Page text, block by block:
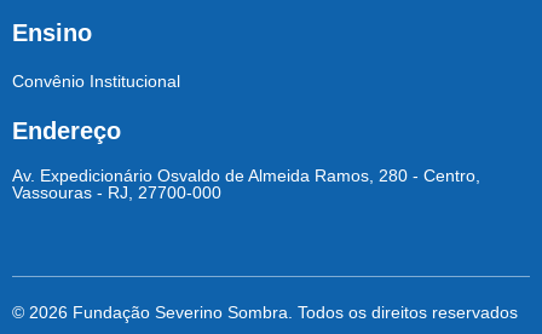
Ensino
Convênio Institucional
Endereço
Av. Expedicionário Osvaldo de Almeida Ramos, 280 - Centro,
Vassouras - RJ, 27700-000
© 2026 Fundação Severino Sombra. Todos os direitos reservados